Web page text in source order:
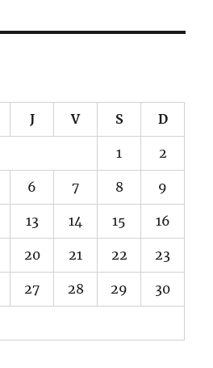
J V S D
1 2
6 7 8 9
13 14 15 16
20 21 22 23
27 28 29 30